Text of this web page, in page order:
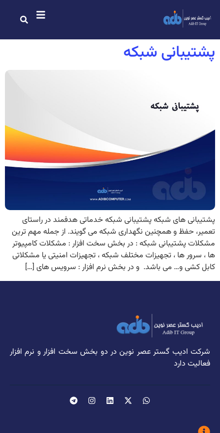
پشتیبانی شبکه
پشتیبانی های شبکه پشتیبانی شبکه خدماتی هدفمند در راستای
تعمیر، حفظ و همچنین نگهداری شبکه می گویند. از جمله مهم ترین
مشکلات پشتیبانی شبکه : در بخش سخت افزار : مشکلات کامپیوتر
ها ، سرور ها ، تجهیزات مختلف شبکه ، تجهیزات امنیتی یا مشکلاتی
کابل کشی و… می باشد. و در بخش نرم افزار : سرویس های […]
شرکت ادیب گستر عصر نوین در دو بخش سخت افزار و نرم افزار
فعالیت دارد